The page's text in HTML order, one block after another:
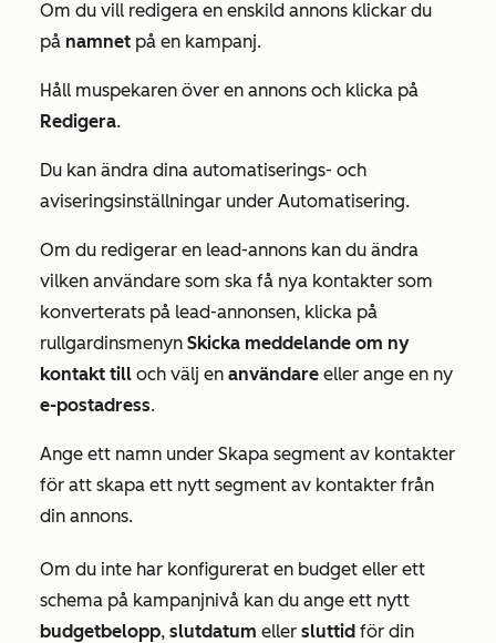
Om du vill redigera en enskild annons klickar du
på namnet på en kampanj.
Håll muspekaren över en annons och klicka på
Redigera.
Du kan ändra dina automatiserings- och
aviseringsinställningar under Automatisering.
Om du redigerar en lead-annons kan du ändra
vilken användare som ska få nya kontakter som
konverterats på lead-annonsen, klicka på
rullgardinsmenyn Skicka meddelande om ny
kontakt till och välj en användare eller ange en ny
e-postadress.
Ange ett namn under Skapa segment av kontakter
för att skapa ett nytt segment av kontakter från
din annons.
Om du inte har konfigurerat en budget eller ett
schema på kampanjnivå kan du ange ett nytt
budgetbelopp, slutdatum eller sluttid för din